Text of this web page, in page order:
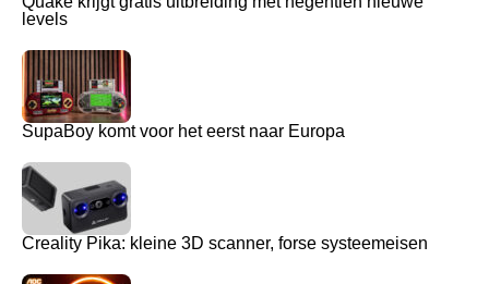
levels
SupaBoy komt voor het eerst naar Europa
Creality Pika: kleine 3D scanner, forse systeemeisen